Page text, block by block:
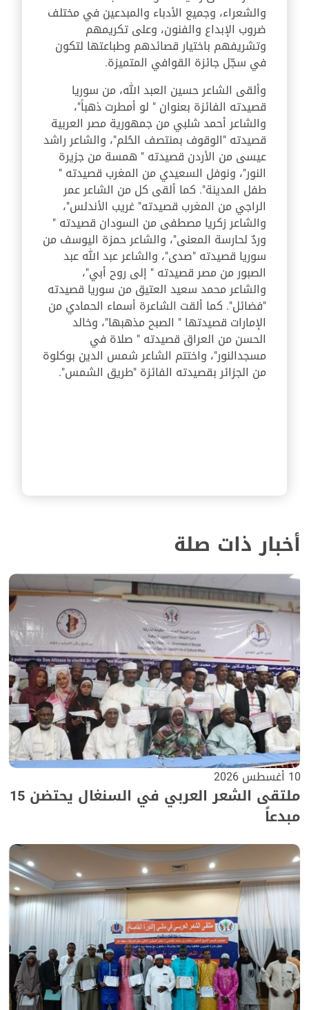
والشعراء، وجميع الأدباء والمبدعين في مختلف
ضروب الإبداع والفنون، وعلى تكريمهم
وتشريفهم باختيار قصائدهم وطباعتها لتكون
في سجّل جائزة القوافي المتميزة.
وألقى الشاعر حسين العبد الله، من سوريا
قصيدته الفائزة بعنوان " لو أمطرت ذهباً"،
والشاعر أحمد شلبي من جمهورية مصر العربية
قصيدته "الوقوف بمنتصف الحُلم"، والشاعر راشد
عيسى من الأردن قصيدته " همسة من جزيرة
النور"، ونوفل السعيدي من المغرب قصيدته "
طفل المدينة". كما ألقى كل من الشاعر عمر
الراجي من المغرب قصيدته" غريب الأندلس"،
والشاعر زكريا مصطفى من السودان قصيدته "
وردٌ لحارسة المعنى"، والشاعر حمزة اليوسف من
سوريا قصيدته "صدى"، والشاعر عبد الله عبد
الصبور من مصر قصيدته " إلى روح أبي"،
والشاعر محمد سعيد العتيق من سوريا قصيدته
"فضائل". كما ألقت الشاعرة أسماء الحمادي من
الإمارات قصيدتها " الصبح مذهبها"، وخالد
الحسن من العراق قصيدته " صلاة في
مسجدالنور"، واختتم الشاعر شمس الدين بوكلوة
من الجزائر بقصيدته الفائزة "طريق الشمس".
أخبار ذات صلة
10 أغسطس 2026
ملتقى الشعر العربي في السنغال يحتضن 15
مبدعاً